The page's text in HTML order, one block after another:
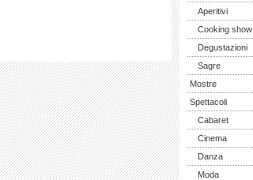
Aperitivi
Cooking show
Degustazioni
Sagre
Mostre
Spettacoli
Cabaret
Cinema
Danza
Moda